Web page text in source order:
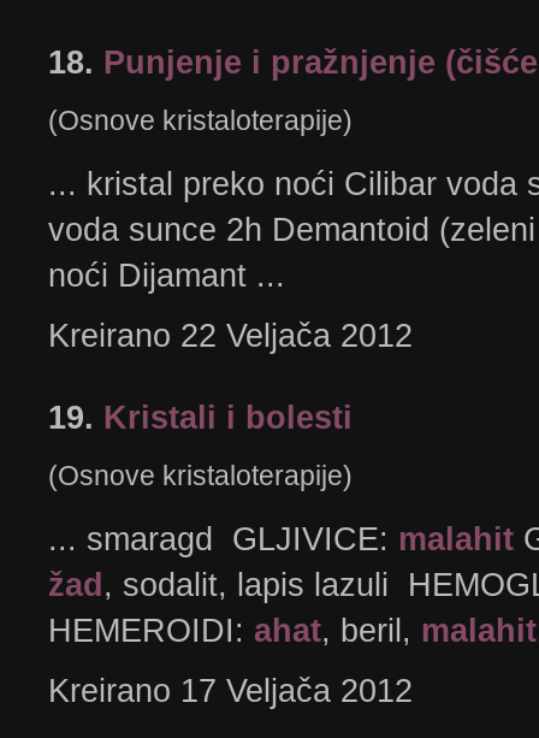
18. Punjenje i pražnjenje
(Osnove kristaloterapije)
... kristal preko noći Cilibar voda
voda sunce 2h Demantoid
noći Dijamant ...
Kreirano 22 Veljača 2012
19. Kristali i bolesti
(Osnove kristaloterapije)
... smaragd GLJIVICE: malahit
žad, sodalit, lapis lazuli
HEMEROIDI: ahat, beril, malahit
Kreirano 17 Veljača 2012